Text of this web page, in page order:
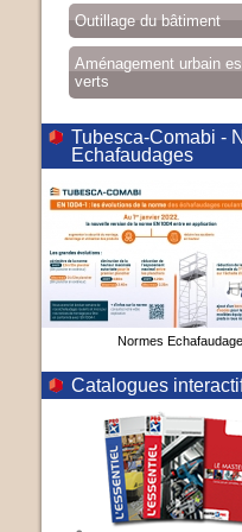
Outillage du bâtiment
Aménagement urbain
verts
Tubesca-Comabi -
Echafaudages
Normes
Catalogues